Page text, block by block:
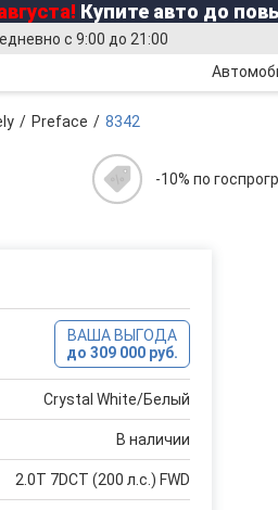
! Купите авто до
с 9:00 до 21:00
Preface 8342
-10% по
ВАША ВЫГОДА
до 309 000 руб.
Crystal White/Белый
В наличии
2.0T 7DCT (200 л.с.) FWD